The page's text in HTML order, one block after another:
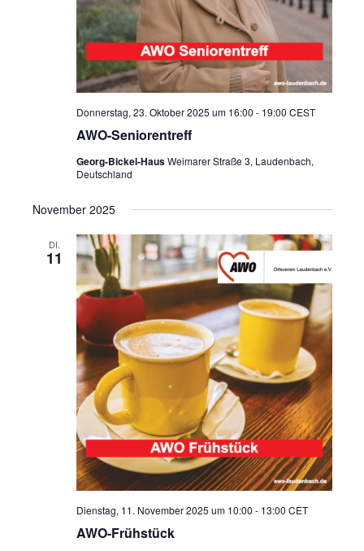
AWO-Seniorentreff
Donnerstag, 23. Oktober 2025 um 16:00 - 19:00 CEST
Georg-Bickel-HausWeimarer Straße 3, Laudenbach,
Deutschland
November 2025
DI.
11
AWO-Frühstück
Dienstag, 11. November 2025 um 10:00 - 13:00 CET